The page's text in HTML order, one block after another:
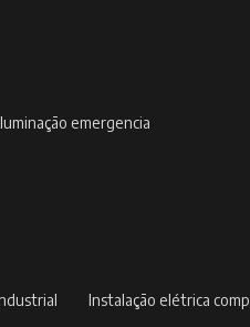
emergencia
instalação elétrica